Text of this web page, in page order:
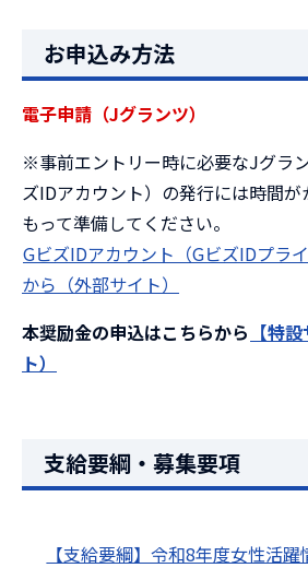
お申込み方法
電子申請（Jグランツ）
※事前エントリー時に必要なJグラ
ズIDアカウント）の発行には時間
もって準備してください。
GビズIDアカウント（GビズIDプラ
から（外部サイト）
本奨励金の申込はこちらから 【特
ト）
支給要綱・募集要項
【支給要綱】令和8年度女性活